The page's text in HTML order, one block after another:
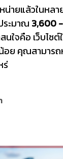
น่ายแล้วในหล
ระมาณ 3,600
ใจคือ เว็บไซ
ย คุณสามารถ
ร่